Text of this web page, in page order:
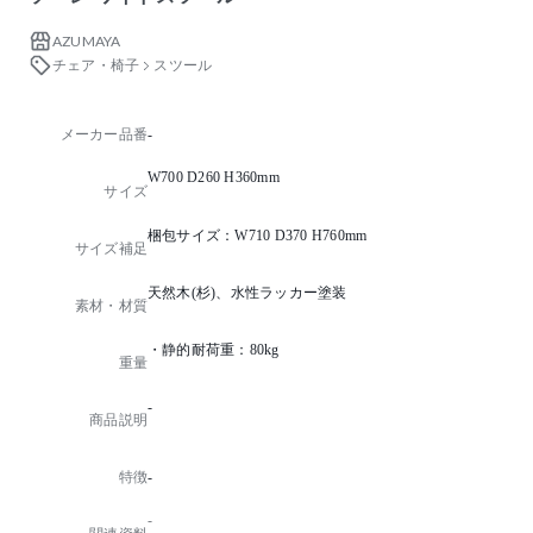
AZUMAYA
チェア・椅子
スツール
メーカー品番-
サイズ
W700 D260 H360mm
サイズ補足
梱包サイズ：W710 D370 H760mm
素材・材質
天然木(杉)、水性ラッカー塗装
重量
・静的耐荷重：80kg
商品説明
-
特徴-
-